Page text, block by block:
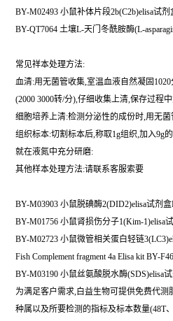
BY-M02493 小鼠补体片段2b(C2b)elisa试
BY-QT7064 土壤L-天门冬酰胺酶(L-
常见祥本处理方法:
血清:用无菌管收集,室温血液自然凝固
(2000 3000转/分),仔细收集上清,保存过程
细胞培养上清:检测分泌性的成份时,用无菌
组织标本:切割标本后,称取1g组织,加入9g
就在液氮中充分研磨:
其他样本处理方法:请联系客服索要
BY-M03903 小鼠脱碘酶2(DID2)elisa试剂
BY-M01756 小鼠肾损伤分子1(Kim-1)elisa
BY-M02723 小鼠微管相关蛋白轻链
Fish Complement fragment 4a Elisa kit BY-
BY-M03190 小鼠丝氨酸脱水酶(SDS)elisa
为满足客户需求,白益生物可提供免费代测
种属以及所要检测的指标及标本数量(48T